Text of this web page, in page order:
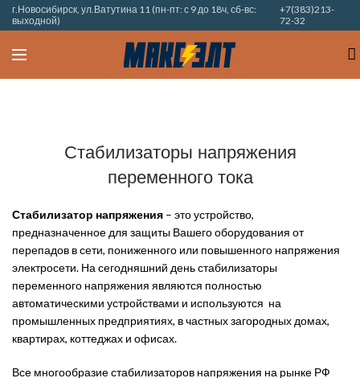
г.Новосибирск, ул.Ватутина 11 (пн-пт: с 9 до 18ч, сб-вс:
выходной)
+7(383)213-
72-32
Стабилизаторы напряжения
переменного тока
Стабилизатор напряжения – это устройство,
предназначенное для защиты Вашего оборудования от
перепадов в сети, пониженного или повышенного напряжения
электросети. На сегодняшний день стабилизаторы
переменного напряжения являются полностью
автоматическими устройствами и используются на
промышленных предприятиях, в частных загородных домах,
квартирах, коттеджах и офисах.
Все многообразие стабилизаторов напряжения на рынке РФ